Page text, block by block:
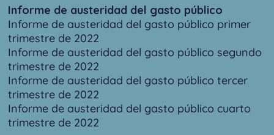
Informe de austeridad del gasto público
Informe de austeridad del gasto público primer
trimestre de 2022
Informe de austeridad del gasto público segundo
trimestre de 2022
Informe de austeridad del gasto público tercer
trimestre de 2022
Informe de austeridad del gasto público cuarto
trimestre de 2022